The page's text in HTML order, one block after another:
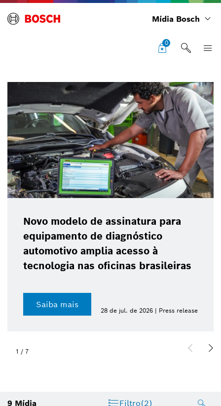
Mídia Bosch
0
Bosch celebra 10 anos do ABS
para motocicletas e reforça
da segurança nas baixas
cilindradas
23 de jul. de 2026 | Press
2 / 7
9 Mídia Filtro(2)